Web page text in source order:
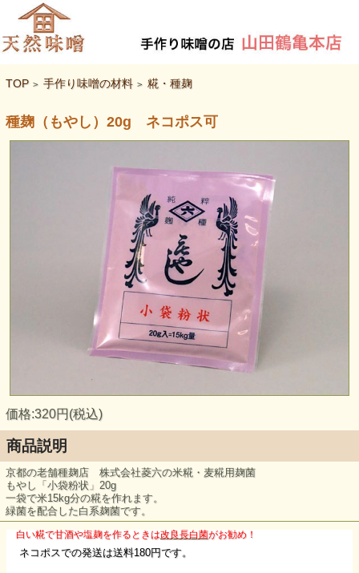
TOP > 手作り味噌の材料 > 糀・種麹
種麹（もやし）20g ネコポス可
価格:320円(税込)
商品説明
京都の老舗種麹店 株式会社菱六の米糀・麦糀用麹菌
もやし「小袋粉状」20g
一袋で米15kg分の糀を作れます。
緑菌を配合した白系麹菌です。
白い糀で甘酒や塩麹を作るときは改良長白菌がお勧め！
ネコポスでの発送は送料180円です。